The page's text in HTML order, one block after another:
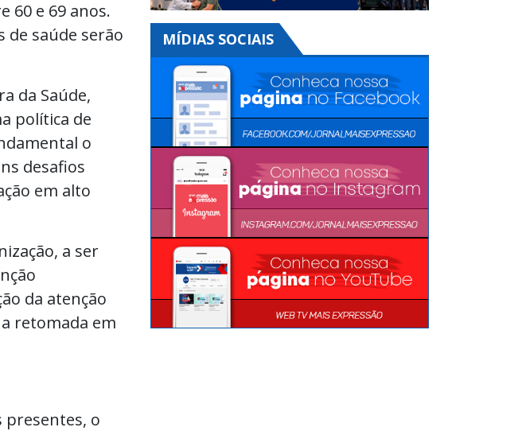
60 e 69 anos.
de saúde serão
da Saúde,
política de
o
desafios
em alto
a ser
da atenção
retomada em
presentes, o
MÍDIAS SOCIAIS